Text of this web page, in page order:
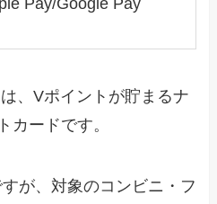
、Vポイントが貯まるナ
カードです。
が、対象のコンビニ・フ